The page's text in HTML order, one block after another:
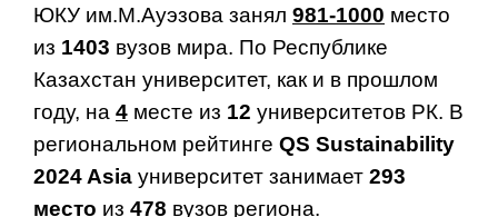
ЮКУ им.М.Ауэзова занял 981-1000 место
из 1403 вузов мира. По Республике
Казахстан университет, как и в прошлом
году, на 4 месте из 12 университетов РК. В
региональном рейтинге QS Sustainability
2024 Asia университет занимает 293
место из 478 вузов региона.